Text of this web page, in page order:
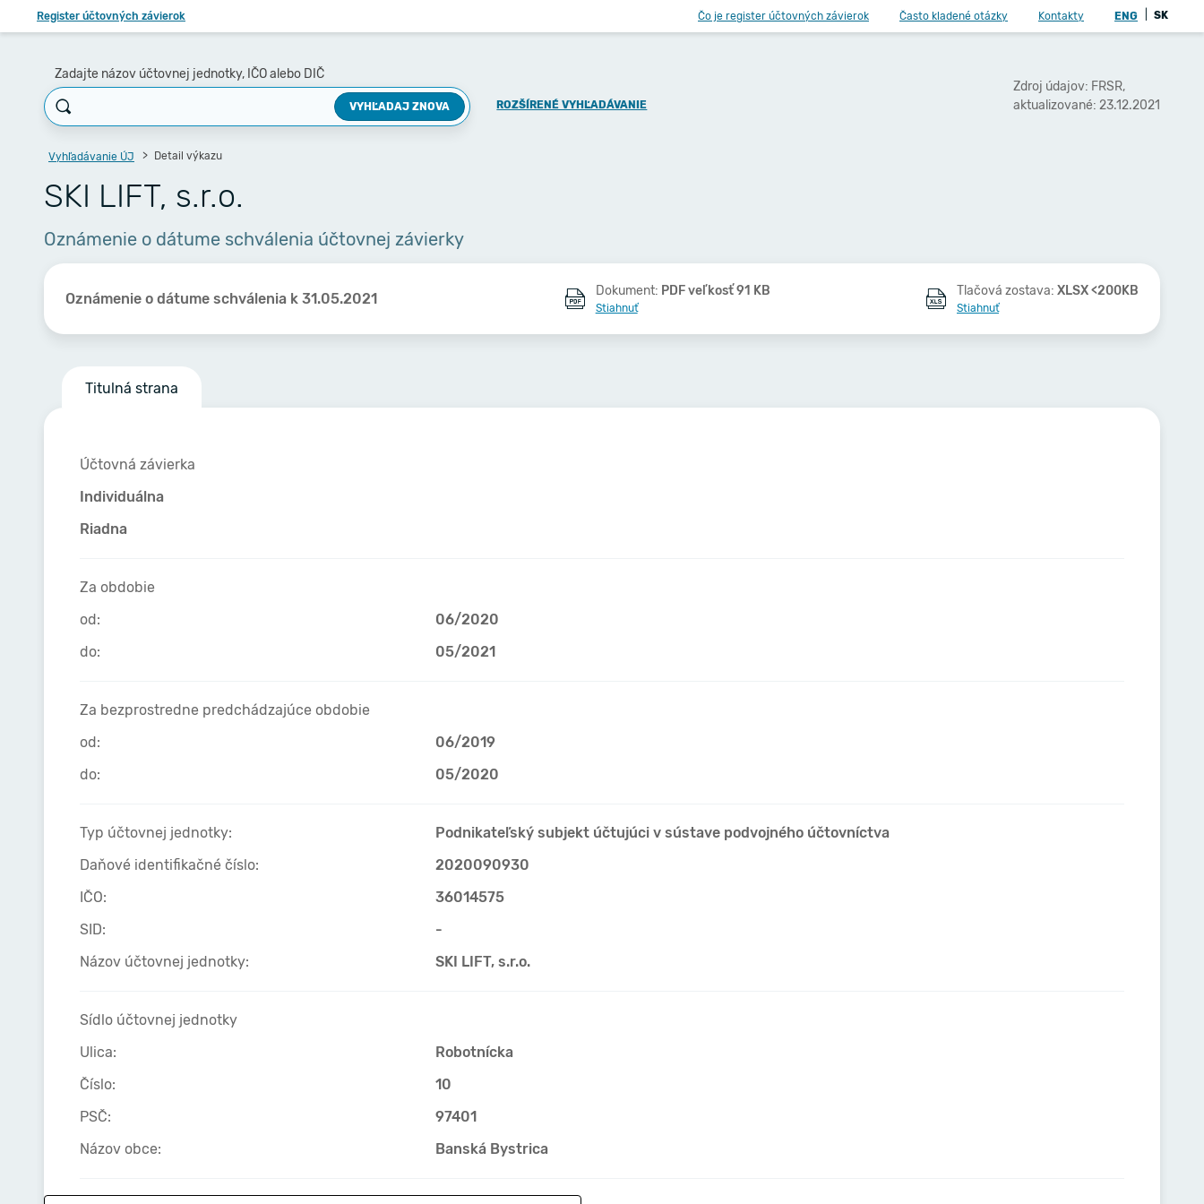
Register účtovných závierok Čo je register účtovných závierok Často kladené otázky Kontakty ENG SK
Zadajte názov účtovnej jednotky, IČO alebo DIČ
VYHĽADAJ ZNOVA ROZŠÍRENÉ VYHĽADÁVANIE
Zdroj údajov: FRSR,
aktualizované: 23.12.2021
Vyhľadávanie ÚJ Detail výkazu
SKI LIFT, s.r.o.
Oznámenie o dátume schválenia účtovnej závierky
Oznámenie o dátume schválenia k 31.05.2021 Dokument: PDF veľkosť 91 KB
Stiahnuť
Tlačová zostava: XLSX <200KB
Stiahnuť
Titulná strana
Účtovná závierka
Individuálna
Riadna
Za obdobie
od:
06/2020
do:
05/2021
Za bezprostredne predchádzajúce obdobie
od:
06/2019
do:
05/2020
Typ účtovnej jednotky:
Podnikateľský subjekt účtujúci v sústave podvojného účtovníctva
Daňové identifikačné číslo:
2020090930
IČO:
36014575
SID:
-
Názov účtovnej jednotky:
SKI LIFT, s.r.o.
Sídlo účtovnej jednotky
Ulica:
Robotnícka
Číslo:
10
PSČ:
97401
Názov obce:
Banská Bystrica